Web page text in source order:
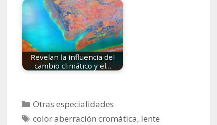
Revelan la influencia del
cambio climático y el…
Categorías
Otras especialidades
Etiquetas
color aberración cromática, lente